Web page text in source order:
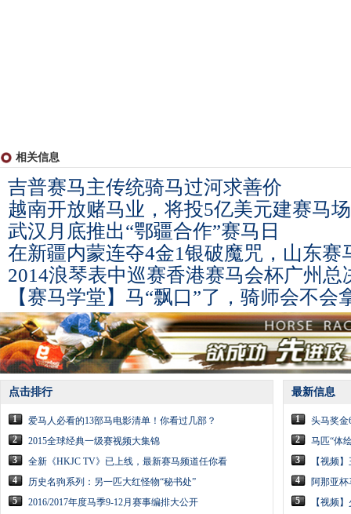
相关信息
吉普赛马主传统骑马过河求善价
越南开放赌马业，将投5亿美元建赛马场
武汉月底推出“鄂疆合作”赛马日
在新疆内蒙连夺4金1银破魔咒，山东赛
2014浪琴表中巡赛香港赛马会杯广州总
【赛马学堂】马“飘口”了，骑师会不会
点击排行
1
爱马人必看的13部马电影清单！你看过几部？
2
2015全球经典一级赛视频大集锦
3
全新《HKJC TV》已上线，最新赛马频道任你看
4
历史名驹系列：另一匹大红怪物“秘书处”
5
2016/2017年度马季9-12月赛事编排大公开
最新信息
1
头马奖金
2
马匹“体
3
【视频
4
阿那亚杯
5
【视频